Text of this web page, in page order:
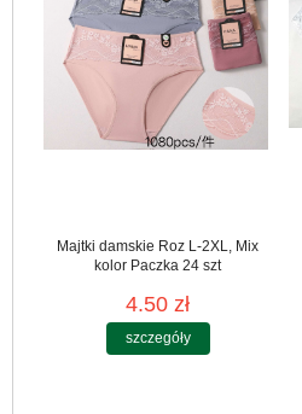
Majtki damskie Roz L-2XL, Mix
kolor Paczka 24 szt
4.50 zł
szczegóły